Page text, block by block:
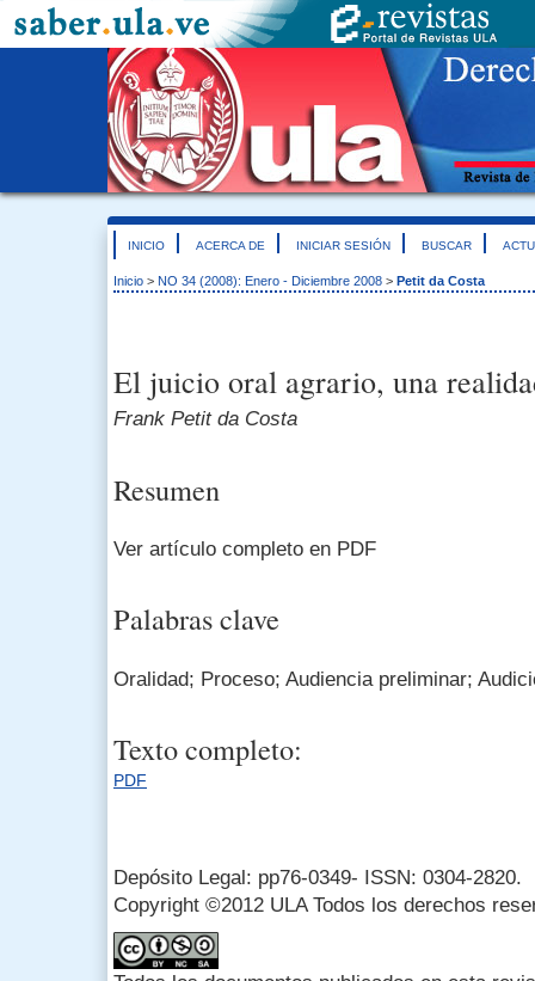
INICIO ACERCA DE INICIAR SESIÓN BUSCAR
Inicio > NO 34 (2008): Enero - Diciembre 2008 > Petit da Costa
El juicio oral agrario, una
Frank Petit da Costa
Resumen
Ver artículo completo en PDF
Palabras clave
Oralidad; Proceso; Audiencia preliminar;
Texto completo:
PDF
Depósito Legal: pp76-0349- ISSN: 0304-2820.
Copyright ©2012 ULA Todos los derechos